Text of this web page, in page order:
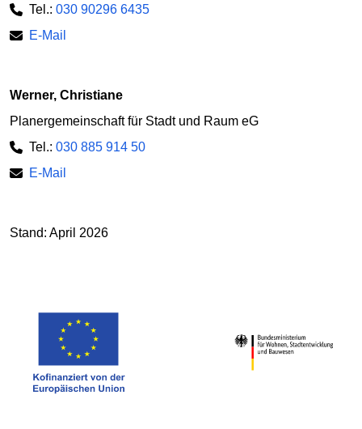
Tel.: 030 90296 6435
E-Mail
Werner, Christiane
Planergemeinschaft für Stadt und Raum eG
Tel.: 030 885 914 50
E-Mail
Stand: April 2026